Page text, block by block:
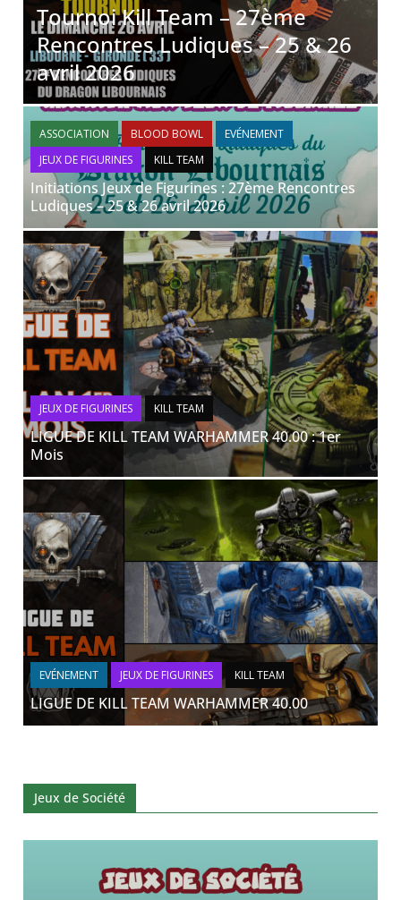
Tournoi Kill Team – 27ème
Rencontres Ludiques – 25 & 26
avril 2026
ASSOCIATION BLOOD BOWL
EVÉNEMENT
JEUX DE FIGURINES
KILL TEAM
Initiations Jeux de Figurines : 27ème Rencontres
Ludiques – 25 & 26 avril 2026
JEUX DE FIGURINES KILL TEAM
LIGUE DE KILL TEAM WARHAMMER 40.00 : 1er
Mois
EVÉNEMENT JEUX DE FIGURINES KILL TEAM
LIGUE DE KILL TEAM WARHAMMER 40.00
Jeux de Société